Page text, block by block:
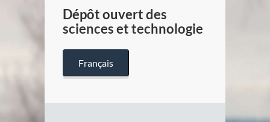
Dépôt ouvert des
sciences et technologie
Français